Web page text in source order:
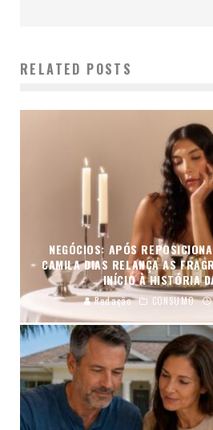
RELATED POSTS
NEGÓCIOS: APÓS
CAMILA DIAS RELANÇA AS
INÍCIO À HISTÓRIA
Redação CONSUMO